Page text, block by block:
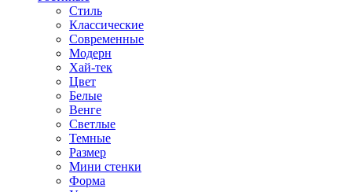
Стиль
Классические
Современные
Модерн
Хай-тек
Цвет
Белые
Венге
Светлые
Темные
Размер
Мини стенки
Форма